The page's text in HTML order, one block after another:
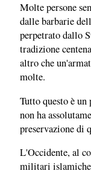
Molte persone
dalle barbarie
perpetrato dallo
tradizione
altro che
molte.
Tutto questo è
non ha
preservazione di
L'Occidente, al
militari